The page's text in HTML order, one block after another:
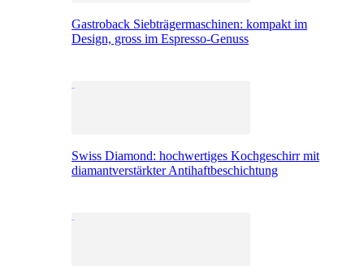
Gastroback Siebträgermaschinen: kompakt im
Design, gross im Espresso-Genuss
Swiss Diamond: hochwertiges Kochgeschirr mit
diamantverstärkter Antihaftbeschichtung